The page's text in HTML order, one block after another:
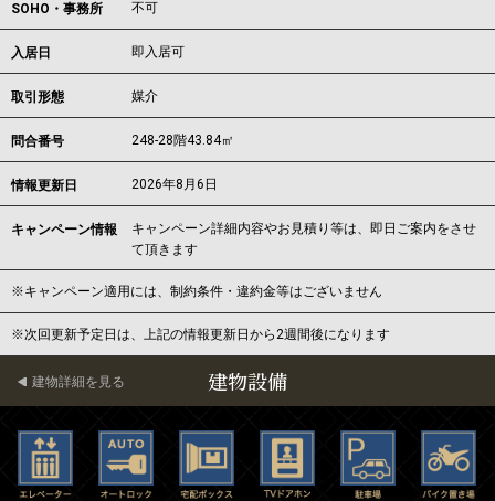
SOHO・事務所 不可
入居日 即入居可
取引形態 媒介
問合番号 248-28階43.84㎡
情報更新日 2026年8月6日
キャンペーン情報
キャンペーン詳細内容やお見積り等は、即日ご案内をさせ
て頂きます
※キャンペーン適用には、制約条件・違約金等はございません
※次回更新予定日は、上記の情報更新日から2週間後になります
建物設備
建物詳細を見る